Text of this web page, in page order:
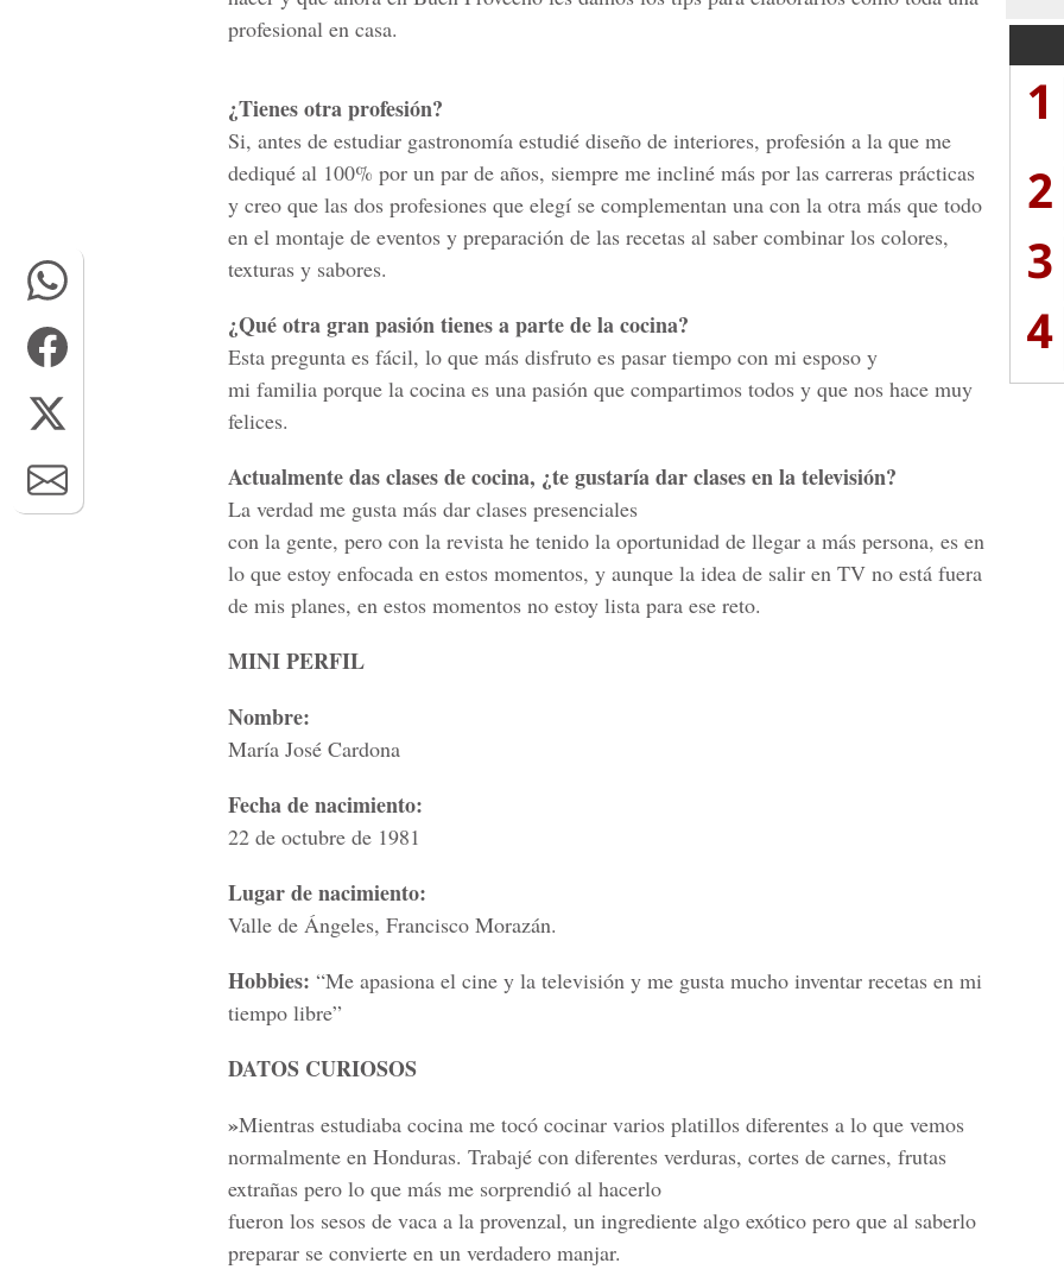
profesional en casa.
¿Tienes otra profesión?
Si, antes de estudiar gastronomía estudié diseño de interiores, profesión a la que me
dediqué al 100% por un par de años, siempre me incliné más por las carreras prácticas
y creo que las dos profesiones que elegí se complementan una con la otra más que todo
en el montaje de eventos y preparación de las recetas al saber combinar los colores,
texturas y sabores.
¿Qué otra gran pasión tienes a parte de la cocina?
Esta pregunta es fácil, lo que más disfruto es pasar tiempo con mi esposo y
mi familia porque la cocina es una pasión que compartimos todos y que nos hace muy
felices.
Actualmente das clases de cocina, ¿te gustaría dar clases en la televisión?
La verdad me gusta más dar clases presenciales
con la gente, pero con la revista he tenido la oportunidad de llegar a más persona, es en
lo que estoy enfocada en estos momentos, y aunque la idea de salir en TV no está fuera
de mis planes, en estos momentos no estoy lista para ese reto.
MINI PERFIL
Nombre:
María José Cardona
Fecha de nacimiento:
22 de octubre de 1981
Lugar de nacimiento:
Valle de Ángeles, Francisco Morazán.
Hobbies: “Me apasiona el cine y la televisión y me gusta mucho inventar recetas en mi
tiempo libre”
DATOS CURIOSOS
»Mientras estudiaba cocina me tocó cocinar varios platillos diferentes a lo que vemos
normalmente en Honduras. Trabajé con diferentes verduras, cortes de carnes, frutas
extrañas pero lo que más me sorprendió al hacerlo
fueron los sesos de vaca a la provenzal, un ingrediente algo exótico pero que al saberlo
preparar se convierte en un verdadero manjar.
1
2
3
4